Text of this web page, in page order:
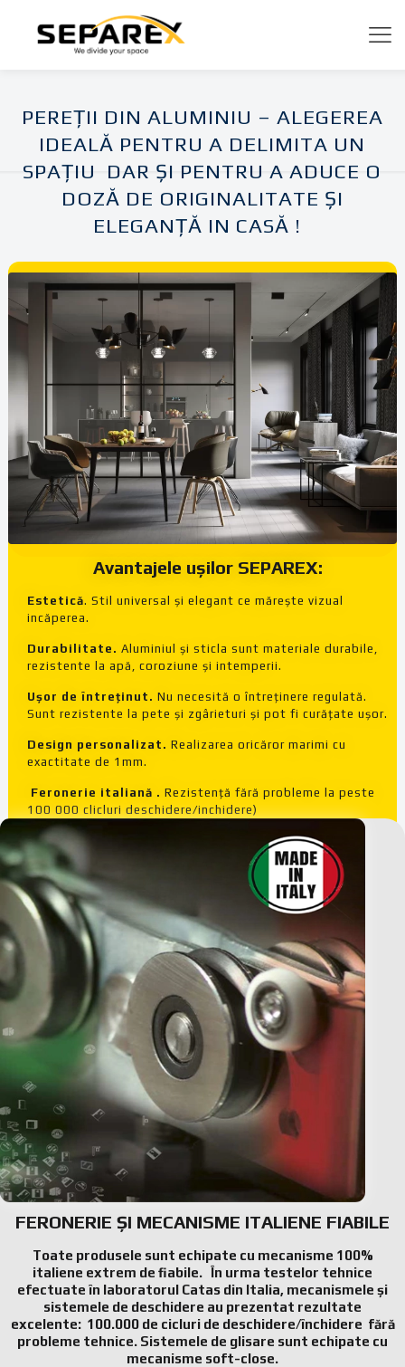
PEREȚII DIN ALUMINIU – ALEGEREA
IDEALĂ PENTRU A DELIMITA UN
SPAȚIU DAR ȘI PENTRU A ADUCE O
DOZĂ DE ORIGINALITATE ȘI
ELEGANȚĂ IN CASĂ !
Avantajele ușilor SEPAREX:
Estetică. Stil universal și elegant ce mărește vizual
incăperea.
Durabilitate. Aluminiul și sticla sunt materiale durabile,
rezistente la apă, coroziune și intemperii.
Ușor de întreținut. Nu necesită o întreținere regulată.
Sunt rezistente la pete și zgârieturi și pot fi curățate ușor.
Design personalizat. Realizarea oricăror marimi cu
exactitate de 1mm.
Feronerie italiană . Rezistență fără probleme la peste
100 000 clicluri deschidere/inchidere)
FERONERIE ȘI MECANISME ITALIENE FIABILE
Toate produsele sunt echipate cu mecanisme 100%
italiene extrem de fiabile. În urma testelor tehnice
efectuate în laboratorul Catas din Italia, mecanismele și
sistemele de deschidere au prezentat rezultate
excelente: 100.000 de cicluri de deschidere/închidere fără
probleme tehnice. Sistemele de glisare sunt echipate cu
mecanisme soft-close.